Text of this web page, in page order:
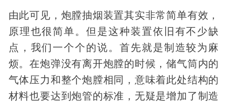
由此可见，炮膛抽烟装置其实非常简单有效，
原理也很简单。但是这种装置依旧有不少缺
点，我们一个个的说。首先就是制造较为麻
烦。在炮弹没有离开炮膛的时候，储气筒内的
气体压力和整个炮膛相同，意味着此处结构的
材料也要达到炮管的标准，无疑是增加了制造